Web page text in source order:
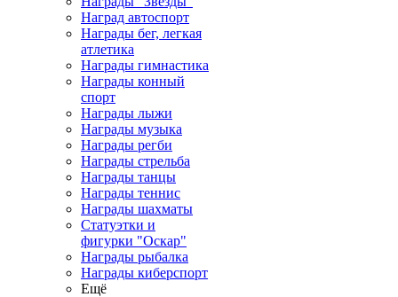
Наград автоспорт
Награды бег, легкая
атлетика
Награды гимнастика
Награды конный
спорт
Награды лыжи
Награды музыка
Награды регби
Награды стрельба
Награды танцы
Награды теннис
Награды шахматы
Статуэтки и
фигурки "Оскар"
Награды рыбалка
Награды киберспорт
Ещё